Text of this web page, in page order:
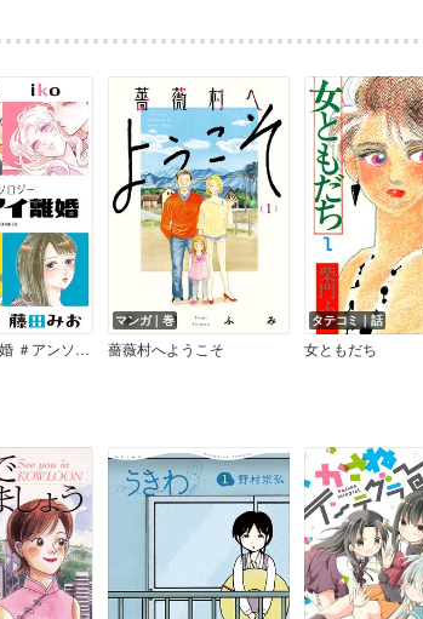
＃レンアイ離婚 ＃アンソロジー 1
マンガ｜巻
薔薇村へようこそ
タテコミ｜話
女ともだち